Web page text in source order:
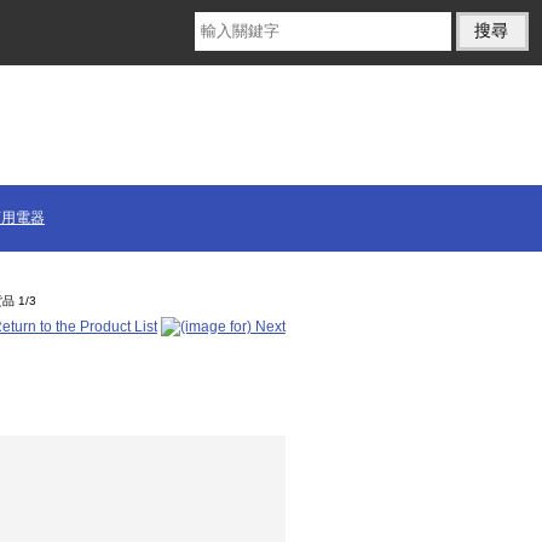
電器
品 1/3